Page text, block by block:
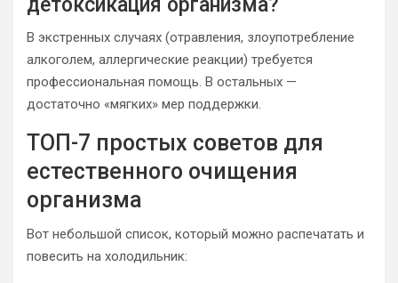
детоксикация организма?
В экстренных случаях (отравления, злоупотребление
алкоголем, аллергические реакции) требуется
профессиональная помощь. В остальных —
достаточно «мягких» мер поддержки.
ТОП-7 простых советов для
естественного очищения
организма
Вот небольшой список, который можно распечатать и
повесить на холодильник: